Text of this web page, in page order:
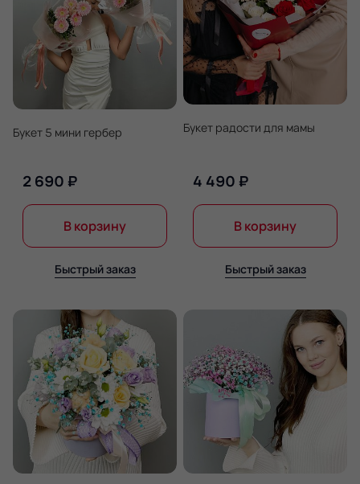
Букет 5 мини гербер
2 690 ₽
В корзину
Быстрый заказ
Букет радости для мамы
4 490 ₽
В корзину
Быстрый заказ